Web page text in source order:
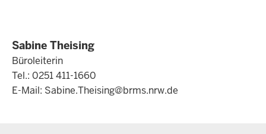
Sabine Theising
Büroleiterin
Tel.: 0251 411-1660
E-Mail: Sabine.Theising@brms.nrw.de